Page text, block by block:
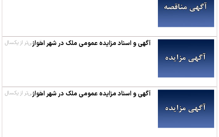
آگهی و اسناد مزایده عمومی ملک در شهر اهوازقدیمی‌تر از یکسال
آگهی و اسناد مزایده عمومی ملک در شهر اهوازقدیمی‌تر از یکسال